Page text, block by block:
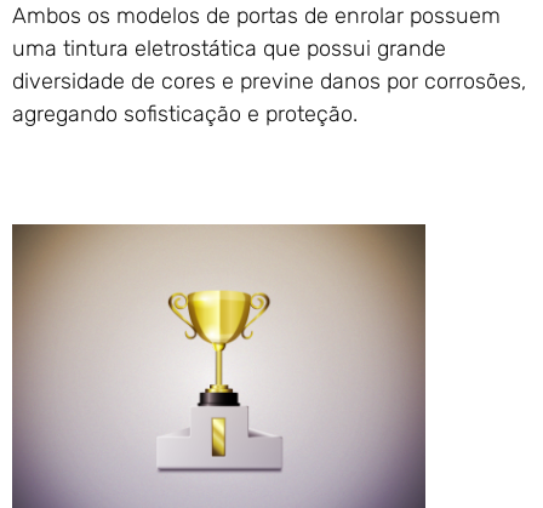
Ambos os modelos de portas de enrolar possuem
uma tintura eletrostática que possui grande
diversidade de cores e previne danos por corrosões,
agregando sofisticação e proteção.